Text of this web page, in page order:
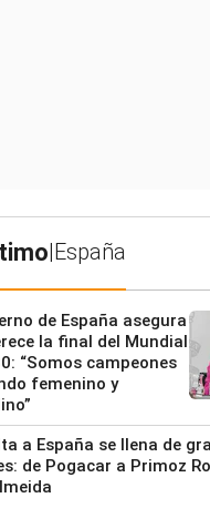
|España
de España asegura
la final del Mundial
“Somos campeones
femenino y
a España se llena de
de Pogacar a Primoz